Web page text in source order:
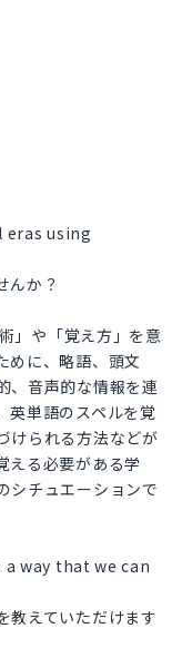
eras using
んか？
」や「覚え方」を意
めに、略語、頭文
、音声的な情報を連
英単語のスペルを覚
けられる方法などが
える必要がある学
シチュエーションで
way that we can
教えていただけます